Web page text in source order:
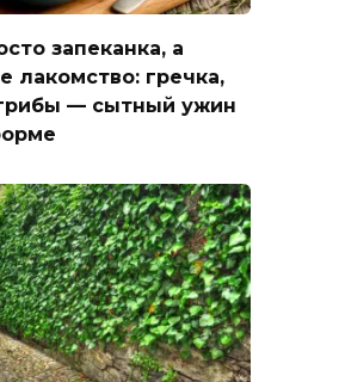
запеканка, а
лакомство: гречка,
— сытный ужин